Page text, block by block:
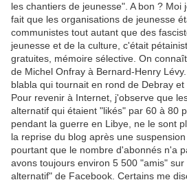
les chantiers de jeunesse". A bon ? Moi
fait que les organisations de jeunesse
communistes tout autant que des
jeunesse et de la culture, c'était
gratuites, mémoire sélective. On
de Michel Onfray à Bernard-Henry
blabla qui tournait en rond de Debray et
Pour revenir à Internet, j'observe que
alternatif qui étaient "likés" par 60 à 80
pendant la guerre en Libye, ne le sont
la reprise du blog après une
pourtant que le nombre d'abonnés n'a
avons toujours environ 5 500 "amis"
alternatif" de Facebook. Certains me